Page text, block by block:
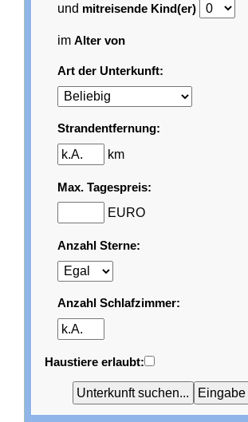
und mitreisende Kind(er)
imAlter von
Art der Unterkunft:
Strandentfernung:
km
Max. Tagespreis:
EURO
Anzahl Sterne:
Anzahl Schlafzimmer:
Haustiere erlaubt: